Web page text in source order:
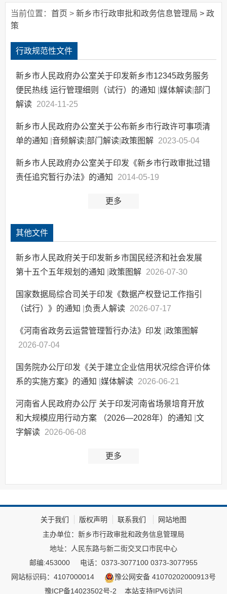
当前位置： 首页 > 新乡市行政审批和政务信息管理局 > 政
策
行政规范性文件
新乡市人民政府办公室关于印发新乡市12345政务服务
便民热线 运行管理细则（试行）的通知 媒体解读 部门
解读 2024-11-25
新乡市人民政府办公室关于公布新乡市行政许可事项清
单的通知 音频解读 部门解读 政策图解 2023-05-04
新乡市人民政府办公室关于印发《新乡市行政审批过错
责任追究暂行办法》的通知
2014-05-19
更多
其他文件
新乡市人民政府关于印发新乡市国民经济和社会发展
第十五个五年规划的通知 政策图解 2026-07-30
国家数据局综合司关于印发《数据产权登记工作指引
（试行）》的通知
负责人解读 2026-07-17
《河南省政务云运营管理暂行办法》印发 政策图解
2026-07-04
国务院办公厅印发《关于建立企业信用状况综合评价体
系的实施方案》的通知 媒体解读 2026-06-21
河南省人民政府办公厅 关于印发河南省场景培育开放
和大规模应用行动方案 （2026—2028年）的通知 文
字解读 2026-06-08
更多
关于我们 版权声明 联系我们
网站地图
主办单位：新乡市行政审批和政务信息管理局
地址：人民东路与新二街交叉口市民中心
邮编:453000
电话：0373-3077100 0373-3077955
网站标识码：4107000014
豫公网安备 41070202000913号
豫ICP备14023502号-2
本站支持IPV6访问